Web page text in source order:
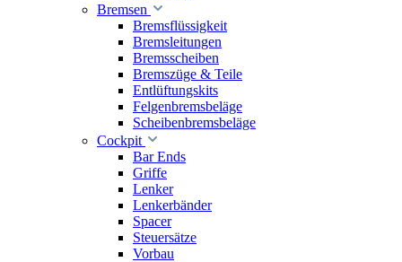
Bremsen
Bremsflüssigkeit
Bremsleitungen
Bremsscheiben
Bremszüge & Teile
Entlüftungskits
Felgenbremsbeläge
Scheibenbremsbeläge
Cockpit
Bar Ends
Griffe
Lenker
Lenkerbänder
Spacer
Steuersätze
Vorbau